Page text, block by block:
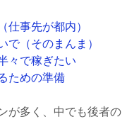
仕事先が都内）
で（そのまんま）
々で稼ぎたい
ための準備
が多く、中でも後者の